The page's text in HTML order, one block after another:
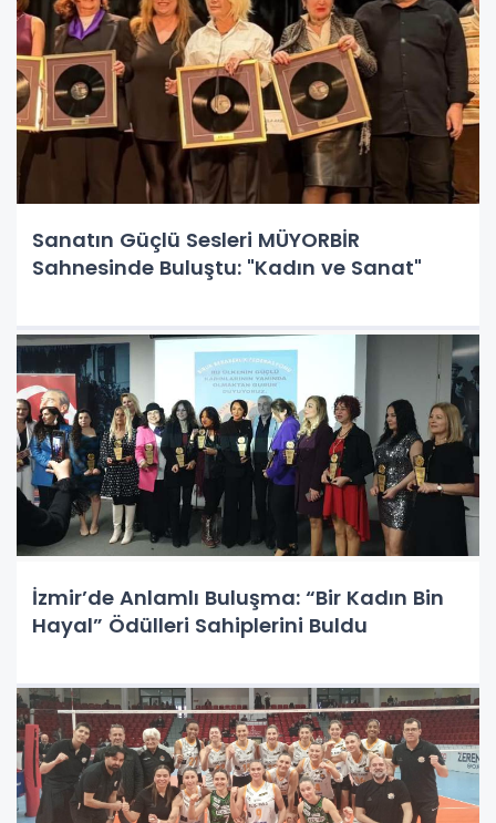
Sanatın Güçlü Sesleri MÜYORBİR
Sahnesinde Buluştu: "Kadın ve Sanat"
İzmir’de Anlamlı Buluşma: “Bir Kadın Bin
Hayal” Ödülleri Sahiplerini Buldu